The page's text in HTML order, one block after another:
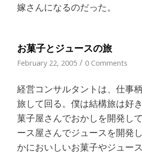
嫁さんになるのだった。
お菓子とジュースの旅
February 22, 2005 / 0 Comments
経営コンサルタントは、仕事
旅して回る。僕は結構旅は好
菓子屋さんでおかしを開発し
ース屋さんでジュースを開発
かにおいしいお菓子やジュー